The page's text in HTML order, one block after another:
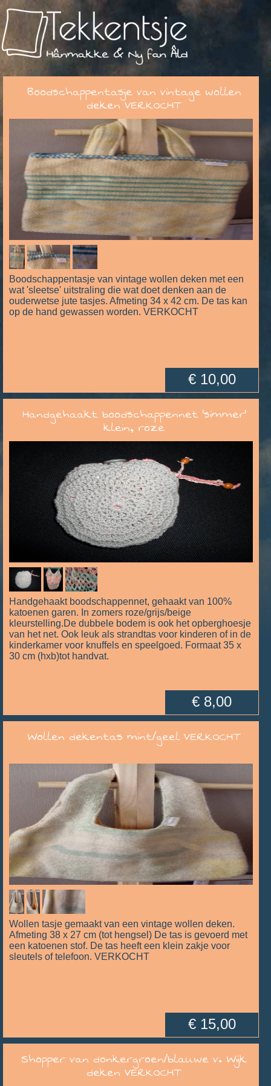
Boodschappentasje van vintage wollen
deken VERKOCHT
Boodschappentasje van vintage wollen deken met een
wat 'sleetse' uitstraling die wat doet denken aan de
ouderwetse jute tasjes. Afmeting 34 x 42 cm. De tas kan
op de hand gewassen worden. VERKOCHT
€ 10,00
Handgehaakt boodschappennet 'simmer'
klein, roze
Handgehaakt boodschappennet, gehaakt van 100%
katoenen garen. In zomers roze/grijs/beige
kleurstelling.De dubbele bodem is ook het opberghoesje
van het net. Ook leuk als strandtas voor kinderen of in de
kinderkamer voor knuffels en speelgoed. Formaat 35 x
30 cm (hxb)tot handvat.
€ 8,00
Wollen dekentas mint/geel VERKOCHT
Wollen tasje gemaakt van een vintage wollen deken.
Afmeting 38 x 27 cm (tot hengsel) De tas is gevoerd met
een katoenen stof. De tas heeft een klein zakje voor
sleutels of telefoon. VERKOCHT
€ 15,00
Shopper van donkergroen/blauwe v. Wijk
deken VERKOCHT